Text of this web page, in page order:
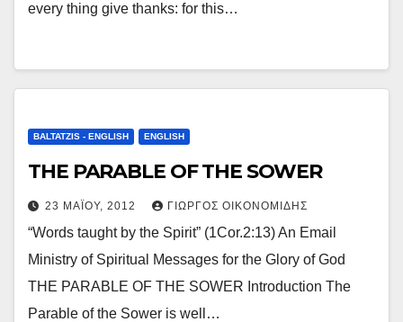
every thing give thanks: for this…
BALTATZIS - ENGLISH ENGLISH
THE PARABLE OF THE SOWER
23 ΜΑΪ́ΟΥ, 2012 ΓΙΏΡΓΟΣ ΟΙΚΟΝΟΜΊΔΗΣ
“Words taught by the Spirit” (1Cor.2:13) An Email
Ministry of Spiritual Messages for the Glory of God
THE PARABLE OF THE SOWER Introduction The
Parable of the Sower is well…